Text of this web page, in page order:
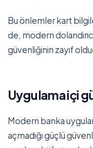
Bu önlemler kart
de, modern
güvenliğinin zayıf
Uygulama içi
Modern banka
açmadığı güçlü